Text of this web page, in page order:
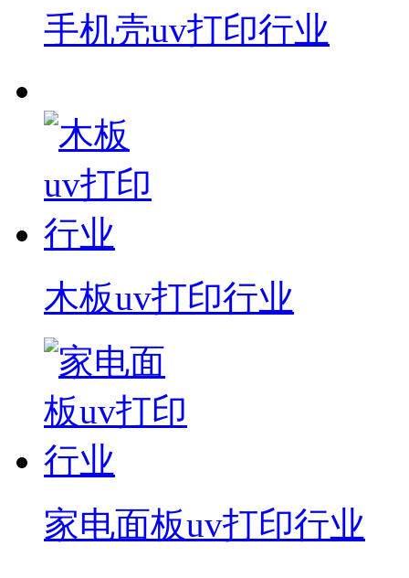
手机壳uv打印行业
木板uv打印行业
家电面板uv打印行业